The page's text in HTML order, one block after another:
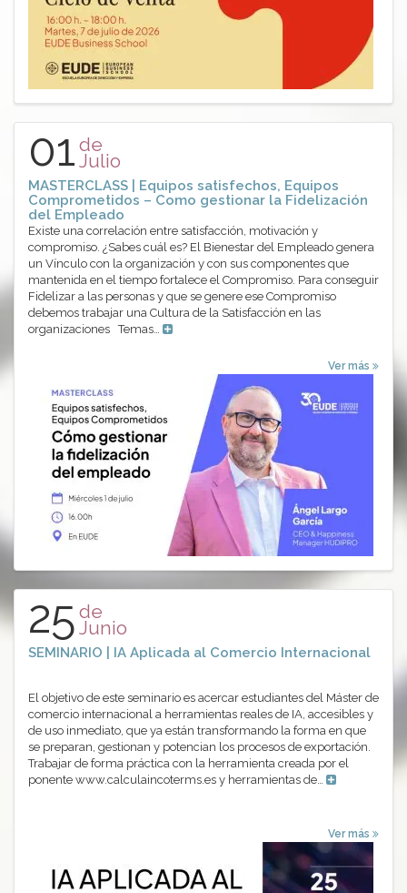
01 de
Julio
MASTERCLASS | Equipos satisfechos, Equipos
Comprometidos – Como gestionar la Fidelización
del Empleado
Existe una correlación entre satisfacción, motivación y
compromiso. ¿Sabes cuál es? El Bienestar del Empleado genera
un Vínculo con la organización y con sus componentes que
mantenida en el tiempo fortalece el Compromiso. Para conseguir
Fidelizar a las personas y que se genere ese Compromiso
debemos trabajar una Cultura de la Satisfacción en las
organizaciones Temas…
Ver más
25 de
Junio
SEMINARIO | IA Aplicada al Comercio Internacional
El objetivo de este seminario es acercar estudiantes del Máster de
comercio internacional a herramientas reales de IA, accesibles y
de uso inmediato, que ya están transformando la forma en que
se preparan, gestionan y potencian los procesos de exportación.
Trabajar de forma práctica con la herramienta creada por el
ponente www.calculaincoterms.es y herramientas de…
Ver más